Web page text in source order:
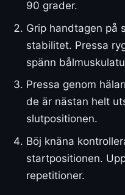
90 grader.
Grip handtagen på
stabilitet. Pressa
spänn
Pressa genom
de är nästan helt
slutpositionen.
Böj knäna
startpositionen.
repetitioner.